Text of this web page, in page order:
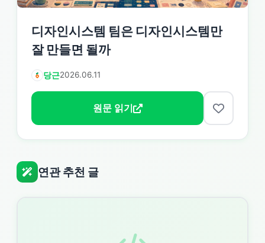
디자인시스템 팀은 디자인시스템만
잘 만들면 될까
당근2026.06.11
원문 읽기
연관 추천 글